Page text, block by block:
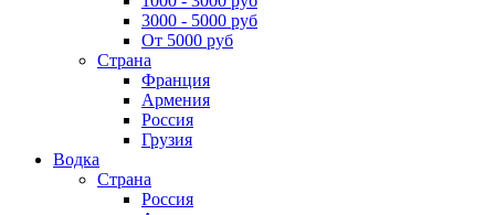
3000 - 5000 руб
От 5000 руб
Страна
Франция
Армения
Россия
Грузия
Водка
Страна
Россия